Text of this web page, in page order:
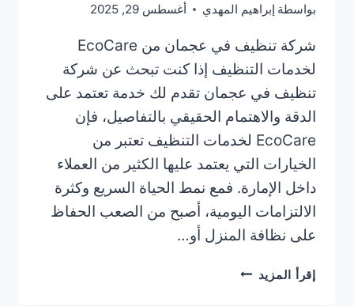
بواسطة إبراهيم المهدي أغسطس 29, 2025
شركة تنظيف في عجمان من EcoCare
لخدمات التنظيف إذا كنت تبحث عن شركة
تنظيف في عجمان تقدم لك خدمة تعتمد على
الدقة والاهتمام الحقيقي بالتفاصيل، فإن
EcoCare لخدمات التنظيف تعتبر من
الخيارات التي يعتمد عليها الكثير من العملاء
داخل الإمارة. فمع نمط الحياة السريع وكثرة
الالتزامات اليومية، أصبح من الصعب الحفاظ
على نظافة المنزل أو…
إقرأ المزيد شركة